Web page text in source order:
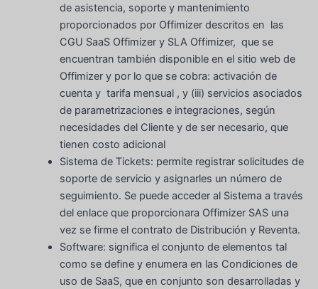
de asistencia, soporte y mantenimiento
proporcionados por Offimizer descritos en las
CGU SaaS Offimizer y SLA Offimizer, que se
encuentran también disponible en el sitio web de
Offimizer y por lo que se cobra: activación de
cuenta y tarifa mensual , y (iii) servicios asociados
de parametrizaciones e integraciones, según
necesidades del Cliente y de ser necesario, que
tienen costo adicional
Sistema de Tickets: permite registrar solicitudes de
soporte de servicio y asignarles un número de
seguimiento. Se puede acceder al Sistema a través
del enlace que proporcionara Offimizer SAS una
vez se firme el contrato de Distribución y Reventa.
Software: significa el conjunto de elementos tal
como se define y enumera en las Condiciones de
uso de SaaS, que en conjunto son desarrolladas y